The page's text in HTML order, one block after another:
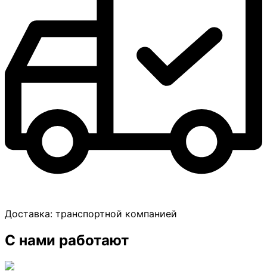
Доставка: транспортной компанией
С нами работают